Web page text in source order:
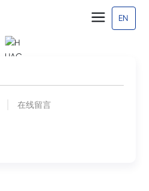
EN
在线留言